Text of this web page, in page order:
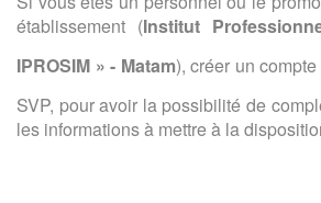
établissement (Institut
IPROSIM » - Matam), créer un
SVP, pour avoir la possibilité de
les informations à mettre à la